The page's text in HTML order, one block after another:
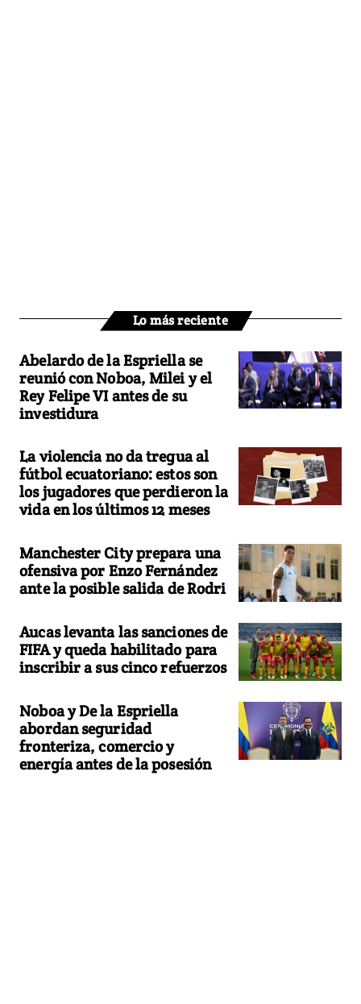
Lo más reciente
Abelardo de la Espriella se
reunió con Noboa, Milei y el
Rey Felipe VI antes de su
investidura
La violencia no da tregua al
fútbol ecuatoriano: estos son
los jugadores que perdieron la
vida en los últimos 12 meses
Manchester City prepara una
ofensiva por Enzo Fernández
ante la posible salida de Rodri
Aucas levanta las sanciones de
FIFA y queda habilitado para
inscribir a sus cinco refuerzos
Noboa y De la Espriella
abordan seguridad
fronteriza, comercio y
energía antes de la posesión